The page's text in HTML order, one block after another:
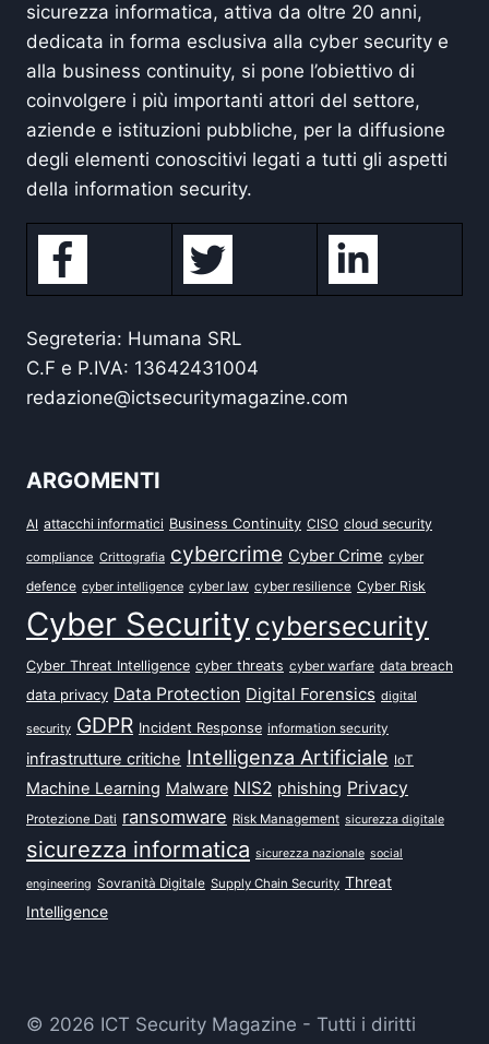
sicurezza informatica, attiva da oltre 20 anni,
dedicata in forma esclusiva alla cyber security e
alla business continuity, si pone l’obiettivo di
coinvolgere i più importanti attori del settore,
aziende e istituzioni pubbliche, per la diffusione
degli elementi conoscitivi legati a tutti gli aspetti
della information security.
Segreteria: Humana SRL
C.F e P.IVA: 13642431004
redazione@ictsecuritymagazine.com
ARGOMENTI
AI attacchi informatici Business Continuity CISO cloud security
compliance Crittografia cybercrime Cyber Crime cyber
defence cyber intelligence cyber law cyber resilience Cyber Risk
Cyber Security cybersecurity
Cyber Threat Intelligence cyber threats cyber warfare data breach
data privacy Data Protection Digital Forensics digital
security GDPR Incident Response information security
infrastrutture critiche Intelligenza Artificiale IoT
Machine Learning Malware NIS2 phishing Privacy
Protezione Dati ransomware Risk Management sicurezza digitale
sicurezza informatica sicurezza nazionale social
engineering Sovranità Digitale Supply Chain Security Threat
Intelligence
© 2026 ICT Security Magazine - Tutti i diritti